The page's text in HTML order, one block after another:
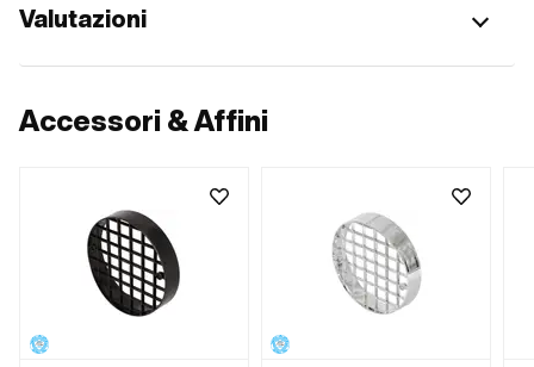
Valutazioni
Accessori & Affini